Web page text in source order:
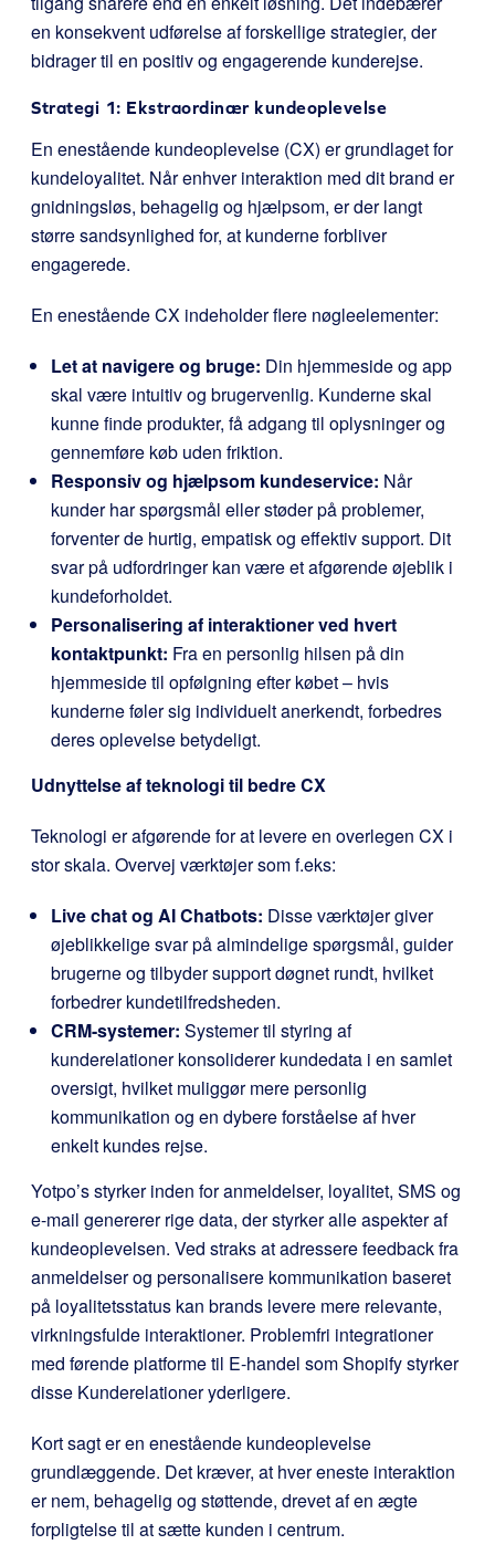
en konsekvent udførelse af forskellige strategier, der
bidrager til en positiv og engagerende kunderejse.
Strategi 1: Ekstraordinær kundeoplevelse
En enestående kundeoplevelse (CX) er grundlaget for
kundeloyalitet. Når enhver interaktion med dit brand er
gnidningsløs, behagelig og hjælpsom, er der langt
større sandsynlighed for, at kunderne forbliver
engagerede.
En enestående CX indeholder flere nøgleelementer:
Let at navigere og bruge: Din hjemmeside og app
skal være intuitiv og brugervenlig. Kunderne skal
kunne finde produkter, få adgang til oplysninger og
gennemføre køb uden friktion.
Responsiv og hjælpsom kundeservice: Når
kunder har spørgsmål eller støder på problemer,
forventer de hurtig, empatisk og effektiv support. Dit
svar på udfordringer kan være et afgørende øjeblik i
kundeforholdet.
Personalisering af interaktioner ved hvert
kontaktpunkt: Fra en personlig hilsen på din
hjemmeside til opfølgning efter købet – hvis
kunderne føler sig individuelt anerkendt, forbedres
deres oplevelse betydeligt.
Udnyttelse af teknologi til bedre CX
Teknologi er afgørende for at levere en overlegen CX i
stor skala. Overvej værktøjer som f.eks:
Live chat og AI Chatbots: Disse værktøjer giver
øjeblikkelige svar på almindelige spørgsmål, guider
brugerne og tilbyder support døgnet rundt, hvilket
forbedrer kundetilfredsheden.
CRM-systemer: Systemer til styring af
kunderelationer konsoliderer kundedata i en samlet
oversigt, hvilket muliggør mere personlig
kommunikation og en dybere forståelse af hver
enkelt kundes rejse.
Yotpo’s styrker inden for anmeldelser, loyalitet, SMS og
e-mail genererer rige data, der styrker alle aspekter af
kundeoplevelsen. Ved straks at adressere feedback fra
anmeldelser og personalisere kommunikation baseret
på loyalitetsstatus kan brands levere mere relevante,
virkningsfulde interaktioner. Problemfri integrationer
med førende platforme til E-handel som Shopify styrker
disse Kunderelationer yderligere.
Kort sagt er en enestående kundeoplevelse
grundlæggende. Det kræver, at hver eneste interaktion
er nem, behagelig og støttende, drevet af en ægte
forpligtelse til at sætte kunden i centrum.